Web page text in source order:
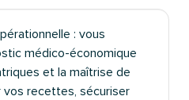
: vous
médico-économique
et la maîtrise de
vos recettes, sécuriser